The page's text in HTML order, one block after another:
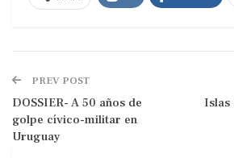
de los países de ingresos bajos y
a largo plazo.
Estamos trabajando en forma
combatir la pobreza y las
calcula que en los últimos tres
PREV POST
DOSSIER- A 50 años de
golpe cívico-militar en
Uruguay
Islas